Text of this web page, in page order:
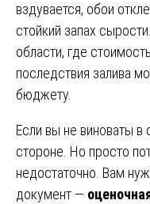
вздувается, обои
стойкий запах
области, где
последствия залива
бюджету.
Если вы не виноваты в
стороне. Но просто
недостаточно. Вам
документ —